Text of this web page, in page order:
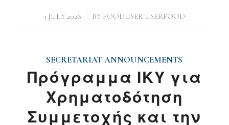
3 JULY 2026
/ BY FOODUSER USERFOOD
SECRETARIAT ANNOUNCEMENTS
Πρόγραμμα ΙΚΥ για
Χρηματοδότηση
Συμμετοχής και την